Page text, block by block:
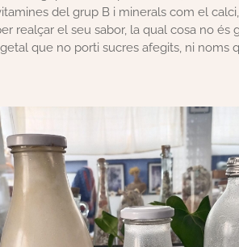
del grup B i minerals com el
realçar el seu sabor, la qual cosa no
que no porti sucres afegits, ni noms